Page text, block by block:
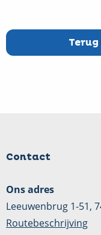
Contact
Ons adres
Leeuwenbrug 1-51,
Routebeschrijving